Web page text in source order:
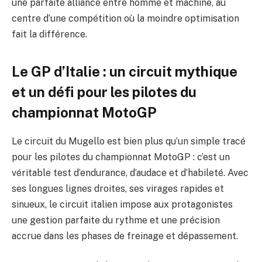
une parfaite alliance entre homme et machine, au
centre d’une compétition où la moindre optimisation
fait la différence.
Le GP d’Italie : un circuit mythique
et un défi pour les pilotes du
championnat MotoGP
Le circuit du Mugello est bien plus qu’un simple tracé
pour les pilotes du championnat MotoGP : c’est un
véritable test d’endurance, d’audace et d’habileté. Avec
ses longues lignes droites, ses virages rapides et
sinueux, le circuit italien impose aux protagonistes
une gestion parfaite du rythme et une précision
accrue dans les phases de freinage et dépassement.